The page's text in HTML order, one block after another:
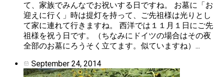
て、家族でみんなでお祝いする日ですね。 お墓に「お
迎えに行く」時は提灯を持って、ご先祖様は光りとし
て家に連れて行きますね。 西洋では１１月１日にご先
祖様を祝う日です。（ちなみにドイツの場合はその夜
全部のお墓にろうそく立てます。似ていますね）...
September 24, 2014